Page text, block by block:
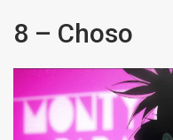
8 – Choso